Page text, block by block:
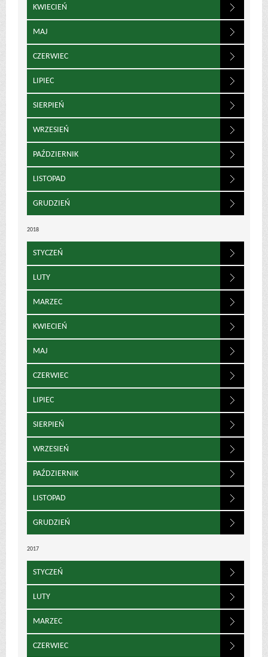
KWIECIEŃ
MAJ
CZERWIEC
LIPIEC
SIERPIEŃ
WRZESIEŃ
PAŹDZIERNIK
LISTOPAD
GRUDZIEŃ
2018
STYCZEŃ
LUTY
MARZEC
KWIECIEŃ
MAJ
CZERWIEC
LIPIEC
SIERPIEŃ
WRZESIEŃ
PAŹDZIERNIK
LISTOPAD
GRUDZIEŃ
2017
STYCZEŃ
LUTY
MARZEC
CZERWIEC